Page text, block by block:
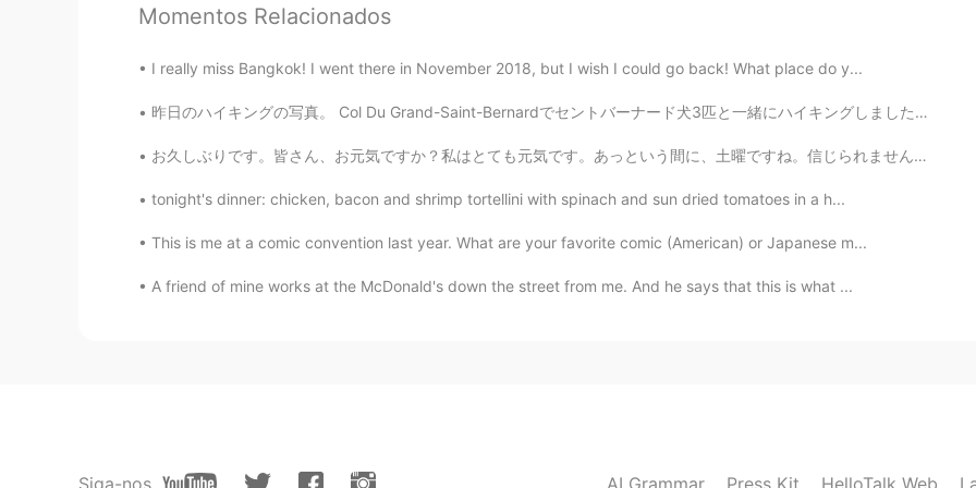
Vlad
yuna 2021.06.19 13:35
素敵です！
JP ES
Momentos Relacionados
I really miss Bangkok! I went there in November 2018, but I wish I could go back! What place do y...
昨日のハイキングの写真。 Col Du Grand-Saint-Bernardでセントバーナード犬3匹と一緒にハイキングしました！ 一生忘れない、大切な記憶になる経験でした。 本当に楽しくて、素...
お久しぶりです。皆さん、お元気ですか？私はとても元気です。あっという間に、土曜ですね。信じられません。この一週間、仕事が毎日忙しくて、勉強や、遊ぶの時間が全然ありませんでした。今日も一日仕事です...
tonight's dinner: chicken, bacon and shrimp tortellini with spinach and sun dried tomatoes in a h...
This is me at a comic convention last year. What are your favorite comic (American) or Japanese m...
A friend of mine works at the McDonald's down the street from me. And he says that this is what ...
Siga-nos AI Grammar Press Kit HelloTalk Web